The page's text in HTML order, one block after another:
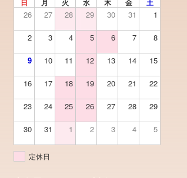
日 月 火 水 木 金 土
26 27 28 29 30 31 1
2 3 4 5 6 7 8
9 10 11 12 13 14 15
16 17 18 19 20 21 22
23 24 25 26 27 28 29
30 31 1 2 3 4 5
定休日